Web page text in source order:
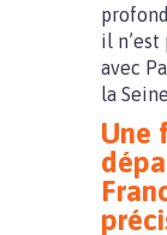
il n’est
avec
la
Une